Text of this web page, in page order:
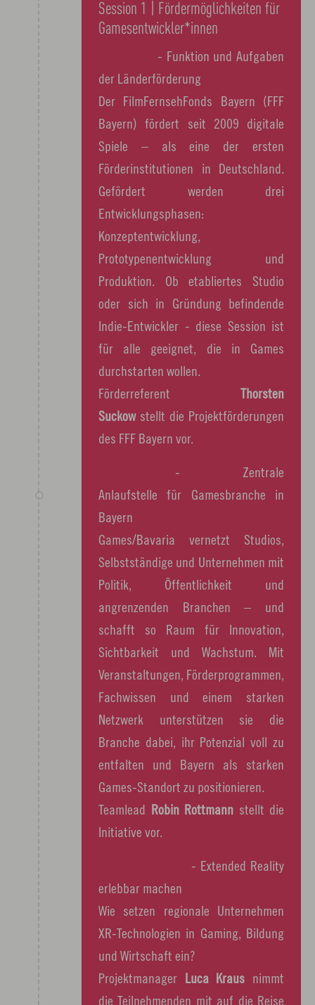
Session 1 | Fördermöglichkeiten für
Gamesentwickler*innen
- Funktion und Aufgaben
der Länderförderung
Der FilmFernsehFonds Bayern (FFF
Bayern) fördert seit 2009 digitale
Spiele – als eine der ersten
Förderinstitutionen in Deutschland.
Gefördert werden drei
Entwicklungsphasen:
Konzeptentwicklung,
Prototypenentwicklung und
Produktion. Ob etabliertes Studio
oder sich in Gründung befindende
Indie-Entwickler - diese Session ist
für alle geeignet, die in Games
durchstarten wollen.
Förderreferent Thorsten
Suckowstellt die Projektförderungen
des FFF Bayern vor.
- Zentrale
Anlaufstelle für Gamesbranche in
Bayern
Games/Bavaria vernetzt Studios,
Selbstständige und Unternehmen mit
Politik, Öffentlichkeit und
angrenzenden Branchen – und
schafft so Raum für Innovation,
Sichtbarkeit und Wachstum. Mit
Veranstaltungen, Förderprogrammen,
Fachwissen und einem starken
Netzwerk unterstützen sie die
Branche dabei, ihr Potenzial voll zu
entfalten und Bayern als starken
Games-Standort zu positionieren.
Teamlead Robin Rottmann stellt die
Initiative vor.
- Extended Reality
erlebbar machen
Wie setzen regionale Unternehmen
XR-Technologien in Gaming, Bildung
und Wirtschaft ein?
Projektmanager Luca Kraus nimmt
die Teilnehmenden mit auf die Reise